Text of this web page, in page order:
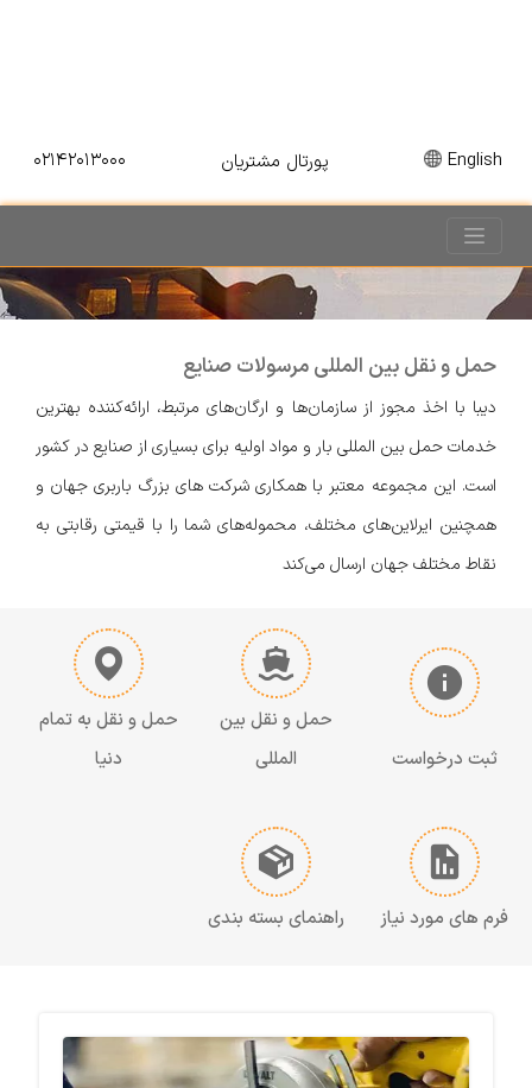
English پورتال مشتریان ۰۲۱۴۲۰۱۳۰۰۰
حمل و نقل بین المللی مرسولات صنایع
دیبا با اخذ مجوز از سازمان‌ها و ارگان‌های مرتبط، ارائه‌کننده بهترین
خدمات حمل بین المللی بار و مواد اولیه برای بسیاری از صنایع در کشور
است. این مجموعه معتبر با همکاری شرکت های بزرگ باربری جهان و
همچنین ایرلاین‌های مختلف، محموله‌های شما را با قیمتی رقابتی به
نقاط مختلف جهان ارسال می‌کند
ثبت درخواست
حمل و نقل بین
المللی
حمل و نقل به تمام
دنیا
فرم های مورد نیاز راهنمای بسته بندی